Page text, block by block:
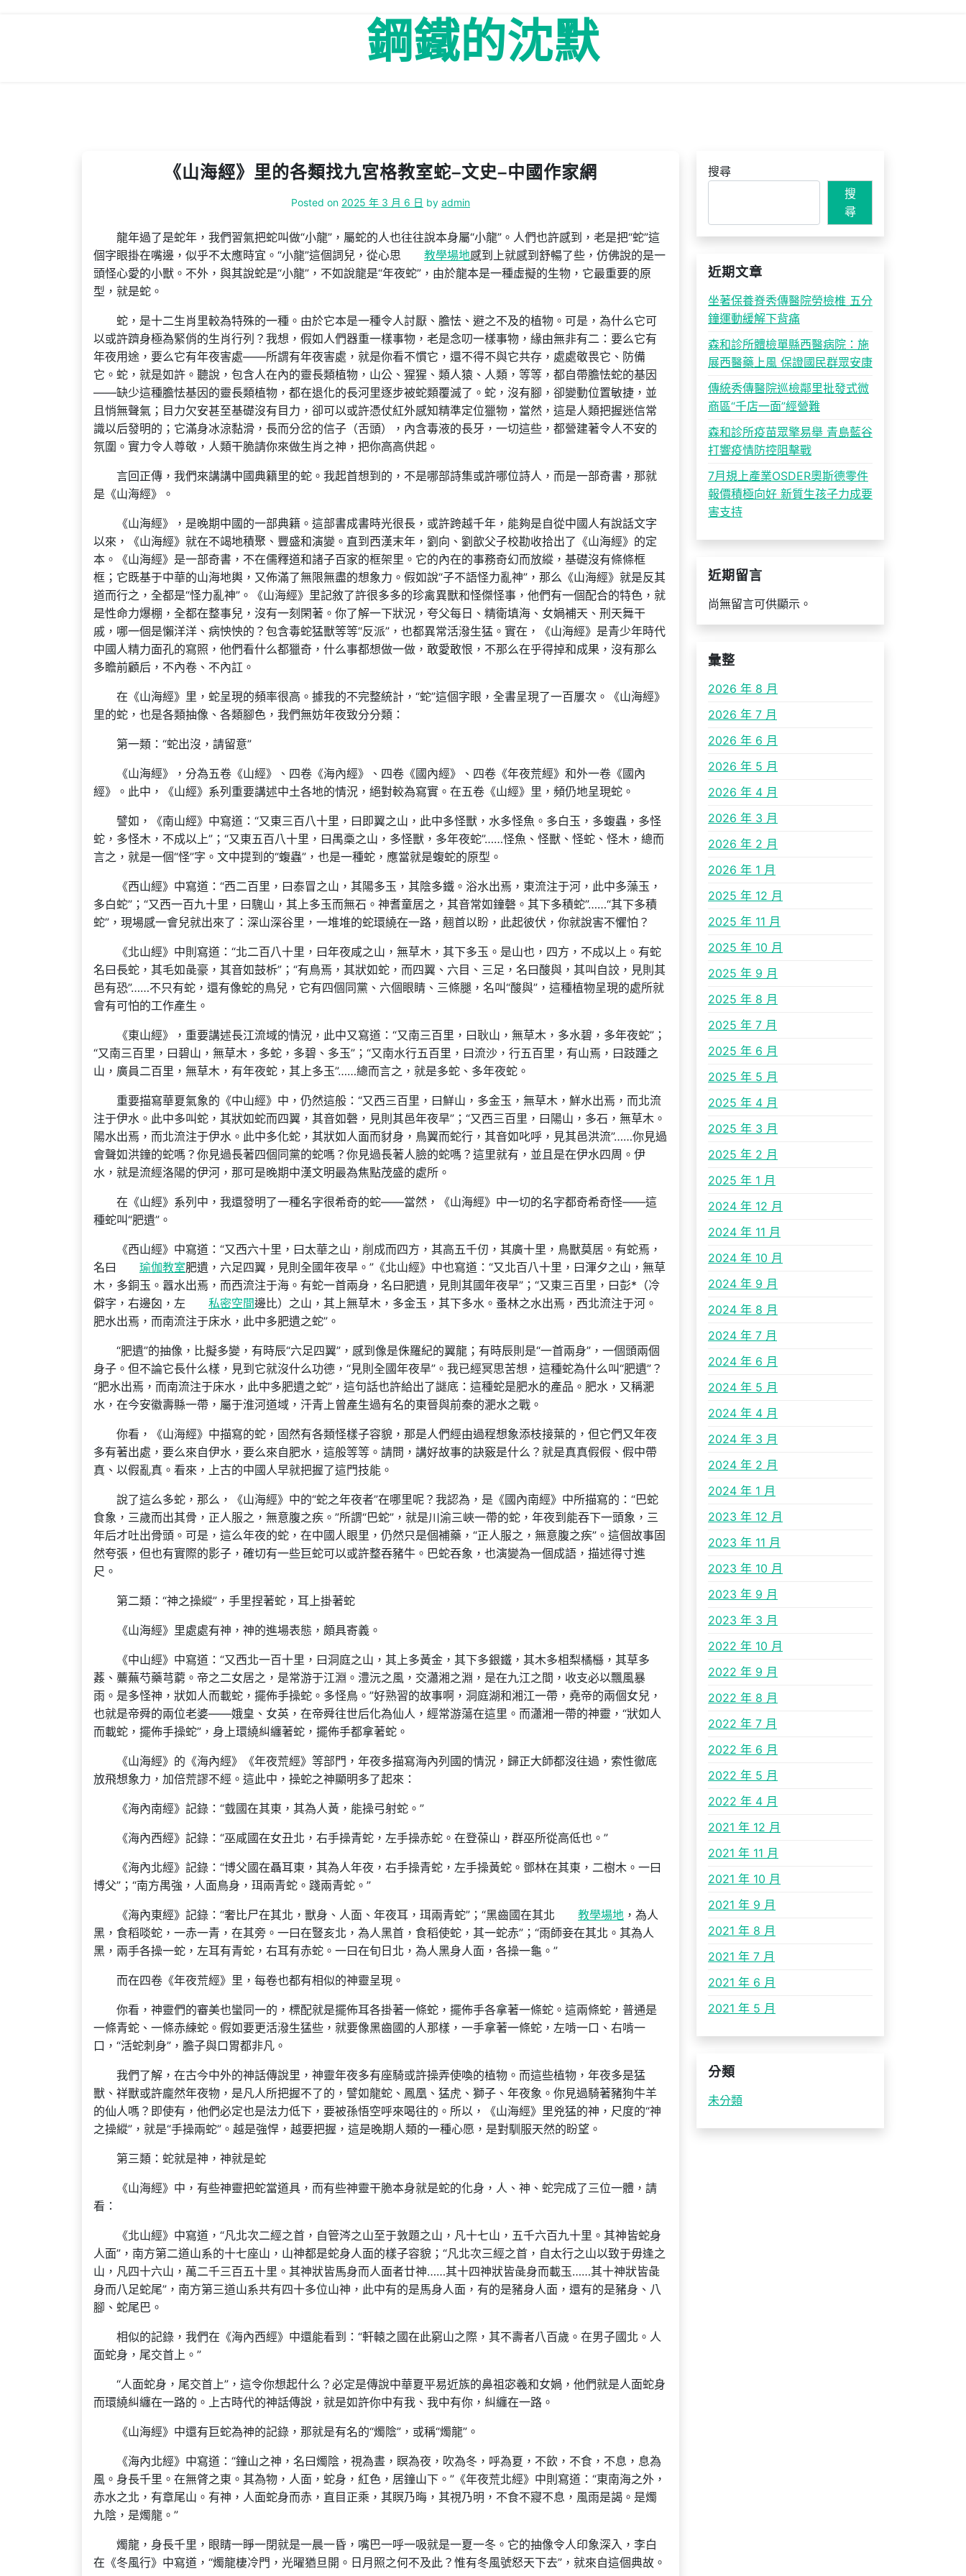
鋼鐵的沈默
《山海經》里的各類找九宮格教室蛇–文史–中國作家網
Posted on 2025 年 3 月 6 日 by admin
龍年過了是蛇年，我們習氣把蛇叫做“小龍”，屬蛇的人也往往說本身屬“小龍”。人們也許感到，老是把“蛇”這
個字眼掛在嘴邊，似乎不太應時宜。“小龍”這個詞兒，從心思
教學場地感到上就感到舒暢了些，仿佛說的是一
頭怪心愛的小獸。不外，與其說蛇是“小龍”，不如說龍是“年夜蛇”，由於龍本是一種虛擬的生物，它最重要的原
型，就是蛇。
蛇，是十二生肖里較為特殊的一種。由於它本是一種令人討厭、膽怯、避之不及的植物。可是，為什么它可
以或許躋身極為緊俏的生肖行列？我想，假如人們器重一樣事物，老是念叨一樣事物，緣由無非有二：要么它有
年夜用途，要么它有年夜害處——所謂有年夜害處，就是你看不慣它，還不得不與它共存，處處敬畏它、防備
它。蛇，就是如許。聽說，包含人在內的靈長類植物，山公、猩猩、類人猿、人類，等等，都自帶膽怯蛇的基因
——缺少這種膽怯基因的靈長類植物，都在退化的長河里逐步被蛇類覆滅了。蛇，沒有腳，卻變動位置敏捷，並
且悄無聲氣；目力欠安甚至基礎沒有目力，卻可以或許憑仗紅外感知精準定位獵物，當然，這是人類把握迷信常
識以后發明的；它滿身冰涼黏滑，長而分岔的信子（舌頭），內含毒液的長牙，一切這些，都營建著令人不安的
氛圍。實力令人尊敬，人類干脆請你來做生肖之神，把你高高供起。
言回正傳，我們來講講中國典籍里的蛇。我起首想到的，不是哪部詩集或許哪位詩人，而是一部奇書，那就
是《山海經》。
《山海經》，是晚期中國的一部典籍。這部書成書時光很長，或許跨越千年，能夠是自從中國人有說話文字
以來，《山海經》就在不竭地積聚、豐盛和演變。直到西漢末年，劉向、劉歆父子校勘收拾出了《山海經》的定
本。《山海經》是一部奇書，不在儒釋道和諸子百家的框架里。它的內在的事務奇幻而放縱，基礎沒有條條框
框；它既基于中華的山海地輿，又佈滿了無限無盡的想象力。假如說“子不語怪力亂神”，那么《山海經》就是反其
道而行之，全都是“怪力亂神”。《山海經》里記敘了許很多多的珍禽異獸和怪傑怪事，他們有一個配合的特色，就
是性命力爆棚，全都在整事兒，沒有一刻閑著。你了解一下狀況，夸父每日、精衛填海、女媧補天、刑天舞干
戚，哪一個是懶洋洋、病怏怏的？包含毒蛇猛獸等等“反派”，也都異常活潑生猛。實在，《山海經》是青少年時代
中國人精力面孔的寫照，他們看什么都獵奇，什么事都想做一做，敢愛敢恨，不那么在乎得掉和成果，沒有那么
多瞻前顧后，不內卷、不內訌。
在《山海經》里，蛇呈現的頻率很高。據我的不完整統計，“蛇”這個字眼，全書呈現了一百屢次。《山海經》
里的蛇，也是各類抽像、各類腳色，我們無妨年夜致分分類：
第一類：“蛇出沒，請留意”
《山海經》，分為五卷《山經》、四卷《海內經》、四卷《國內經》、四卷《年夜荒經》和外一卷《國內
經》。此中，《山經》系列重要講述中土各地的情況，絕對較為寫實。在五卷《山經》里，頻仍地呈現蛇。
譬如，《南山經》中寫道：“又東三百八十里，曰即翼之山，此中多怪獸，水多怪魚。多白玉，多蝮蟲，多怪
蛇，多怪木，不成以上”；“又東五百八十里，曰禺槀之山，多怪獸，多年夜蛇”……怪魚、怪獸、怪蛇、怪木，總而
言之，就是一個“怪”字。文中提到的“蝮蟲”，也是一種蛇，應當就是蝮蛇的原型。
《西山經》中寫道：“西二百里，曰泰冒之山，其陽多玉，其陰多鐵。浴水出焉，東流注于河，此中多藻玉，
多白蛇”；“又西一百九十里，曰騩山，其上多玉而無石。神耆童居之，其音常如鐘磬。其下多積蛇”……“其下多積
蛇”，現場感一會兒就出來了：深山深谷里，一堆堆的蛇環繞在一路，翹首以盼，此起彼伏，你就說害不懼怕？
《北山經》中則寫道：“北二百八十里，曰年夜咸之山，無草木，其下多玉。是山也，四方，不成以上。有蛇
名曰長蛇，其毛如彘豪，其音如鼓柝”；“有鳥焉，其狀如蛇，而四翼、六目、三足，名曰酸與，其叫自詨，見則其
邑有恐”……不只有蛇，還有像蛇的鳥兒，它有四個同黨、六個眼睛、三條腿，名叫“酸與”，這種植物呈現的處所就
會有可怕的工作產生。
《東山經》，重要講述長江流域的情況，此中又寫道：“又南三百里，曰耿山，無草木，多水碧，多年夜蛇”；
“又南三百里，曰碧山，無草木，多蛇，多碧、多玉”；“又南水行五百里，曰流沙，行五百里，有山焉，曰跂踵之
山，廣員二百里，無草木，有年夜蛇，其上多玉”……總而言之，就是多蛇、多年夜蛇。
重要描寫華夏氣象的《中山經》中，仍然這般：“又西三百里，曰鮮山，多金玉，無草木，鮮水出焉，而北流
注于伊水。此中多叫蛇，其狀如蛇而四翼，其音如磬，見則其邑年夜旱”；“又西三百里，曰陽山，多石，無草木。
陽水出焉，而北流注于伊水。此中多化蛇，其狀如人面而豺身，鳥翼而蛇行，其音如叱呼，見其邑洪流”……你見過
會聲如洪鐘的蛇嗎？你見過長著四個同黨的蛇嗎？你見過長著人臉的蛇嗎？這里就有，並且是在伊水四周。伊
水，就是流經洛陽的伊河，那可是晚期中漢文明最為焦點茂盛的處所。
在《山經》系列中，我還發明了一種名字很希奇的蛇——當然，《山海經》中一切的名字都奇希奇怪——這
種蛇叫“肥遺”。
《西山經》中寫道：“又西六十里，曰太華之山，削成而四方，其高五千仞，其廣十里，鳥獸莫居。有蛇焉，
名曰
瑜伽教室肥遺，六足四翼，見則全國年夜旱。”《北山經》中也寫道：“又北百八十里，曰渾夕之山，無草
木，多銅玉。囂水出焉，而西流注于海。有蛇一首兩身，名曰肥遺，見則其國年夜旱”；“又東三百里，曰彭*（冷
僻字，右邊囟，左
私密空間邊比）之山，其上無草木，多金玉，其下多水。蚤林之水出焉，西北流注于河。
肥水出焉，而南流注于床水，此中多肥遺之蛇”。
“肥遺”的抽像，比擬多變，有時辰“六足四翼”，感到像是侏羅紀的翼龍；有時辰則是“一首兩身”，一個頭兩個
身子。但不論它長什么樣，見到它就沒什么功德，“見則全國年夜旱”。我已經冥思苦想，這種蛇為什么叫“肥遺”？
“肥水出焉，而南流注于床水，此中多肥遺之蛇”，這句話也許給出了謎底：這種蛇是肥水的產品。肥水，又稱淝
水，在今安徽壽縣一帶，屬于淮河道域，汗青上曾產生過有名的東晉與前秦的淝水之戰。
你看，《山海經》中描寫的蛇，固然有各類怪樣子容貌，那是人們經由過程想象添枝接葉的，但它們又年夜
多有著出處，要么來自伊水，要么來自肥水，這般等等。請問，講好故事的訣竅是什么？就是真真假假、假中帶
真、以假亂真。看來，上古的中國人早就把握了這門技能。
說了這么多蛇，那么，《山海經》中的“蛇之年夜者”在哪里呢？我認為，是《國內南經》中所描寫的：“巴蛇
食象，三歲而出其骨，正人服之，無意腹之疾。”所謂“巴蛇”，就是川渝三峽一帶的蛇，年夜到能吞下一頭象，三
年后才吐出骨頭。可是，這么年夜的蛇，在中國人眼里，仍然只是個補藥，“正人服之，無意腹之疾”。這個故事固
然夸張，但也有實際的影子，確切有一些巨蛇可以或許整吞豬牛。巴蛇吞象，也演變為一個成語，描述得寸進
尺。
第二類：“神之操縱”，手里捏著蛇，耳上掛著蛇
《山海經》里處處有神，神的進場表態，頗具寄義。
《中山經》中寫道：“又西北一百十里，曰洞庭之山，其上多黃金，其下多銀鐵，其木多柤梨橘櫾，其草多
葌、蘪蕪芍藥芎藭。帝之二女居之，是常游于江淵。澧沅之風，交瀟湘之淵，是在九江之間，收支必以飄風暴
雨。是多怪神，狀如人而載蛇，擺佈手操蛇。多怪鳥。”好熟習的故事啊，洞庭湖和湘江一帶，堯帝的兩個女兒，
也就是帝舜的兩位老婆——娥皇、女英，在帝舜往世后化為仙人，經常游蕩在這里。而瀟湘一帶的神靈，“狀如人
而載蛇，擺佈手操蛇”，身上環繞糾纏著蛇，擺佈手都拿著蛇。
《山海經》的《海內經》《年夜荒經》等部門，年夜多描寫海內列國的情況，歸正大師都沒往過，索性徹底
放飛想象力，加倍荒謬不經。這此中，操蛇之神顯明多了起來：
《海內南經》記錄：“臷國在其東，其為人黃，能操弓射蛇。”
《海內西經》記錄：“巫咸國在女丑北，右手操青蛇，左手操赤蛇。在登葆山，群巫所從高低也。”
《海內北經》記錄：“博父國在聶耳東，其為人年夜，右手操青蛇，左手操黃蛇。鄧林在其東，二樹木。一曰
博父”；“南方禺強，人面鳥身，珥兩青蛇。踐兩青蛇。”
《海內東經》記錄：“奢比尸在其北，獸身、人面、年夜耳，珥兩青蛇”；“黑齒國在其北 教學場地 ，為人
黑，食稻啖蛇，一赤一青，在其旁。一曰在豎亥北，為人黑首，食稻使蛇，其一蛇赤”；“雨師妾在其北。其為人
黑，兩手各操一蛇，左耳有青蛇，右耳有赤蛇。一曰在旬日北，為人黑身人面，各操一龜。”
而在四卷《年夜荒經》里，每卷也都有相似的神靈呈現。
你看，神靈們的審美也蠻同一的，標配就是擺佈耳各掛著一條蛇，擺佈手各拿著一條蛇。這兩條蛇，普通是
一條青蛇、一條赤練蛇。假如要更活潑生猛些，就要像黑齒國的人那樣，一手拿著一條蛇，左啃一口、右啃一
口，“活蛇刺身”，膽子與口胃都非凡。
我們了解，在古今中外的神話傳說里，神靈年夜多有座騎或許操弄使喚的植物。而這些植物，年夜多是猛
獸、祥獸或許龐然年夜物，是凡人所把握不了的，譬如龍蛇、鳳凰、猛虎、獅子、年夜象。你見過騎著豬狗牛羊
的仙人嗎？即使有，他們必定也是法力低下，要被孫悟空呼來喝往的。所以，《山海經》里兇猛的神，尺度的“神
之操縱”，就是“手操兩蛇”。越是強悍，越要把握，這是晚期人類的一種心愿，是對馴服天然的盼望。
第三類：蛇就是神，神就是蛇
《山海經》中，有些神靈把蛇當道具，而有些神靈干脆本身就是蛇的化身，人、神、蛇完成了三位一體，請
看：
《北山經》中寫道，“凡北次二經之首，自管涔之山至于敦題之山，凡十七山，五千六百九十里。其神皆蛇身
人面”，南方第二道山系的十七座山，山神都是蛇身人面的樣子容貌；“凡北次三經之首，自太行之山以致于毋逢之
山，凡四十六山，萬二千三百五十里。其神狀皆馬身而人面者廿神……其十四神狀皆彘身而載玉……其十神狀皆彘
身而八足蛇尾”，南方第三道山系共有四十多位山神，此中有的是馬身人面，有的是豬身人面，還有的是豬身、八
腳、蛇尾巴。
相似的記錄，我們在《海內西經》中還能看到：“軒轅之國在此窮山之際，其不壽者八百歲。在男子國北。人
面蛇身，尾交首上。”
“人面蛇身，尾交首上”，這令你想起什么？必定是傳說中華夏平易近族的鼻祖宓羲和女媧，他們就是人面蛇身
而環繞糾纏在一路的。上古時代的神話傳說，就是如許你中有我、我中有你，糾纏在一路。
《山海經》中還有巨蛇為神的記錄，那就是有名的“燭陰”，或稱“燭龍”。
《海內北經》中寫道：“鐘山之神，名曰燭陰，視為晝，瞑為夜，吹為冬，呼為夏，不飲，不食，不息，息為
風。身長千里。在無䏿之東。其為物，人面，蛇身，紅色，居鐘山下。”《年夜荒北經》中則寫道：“東南海之外，
赤水之北，有章尾山。有神，人面蛇身而赤，直目正乘，其瞑乃晦，其視乃明，不食不寢不息，風雨是謁。是燭
九陰，是燭龍。”
燭龍，身長千里，眼睛一睜一閉就是一晨一昏，嘴巴一呼一吸就是一夏一冬。它的抽像令人印象深入，李白
在《冬風行》中寫道，“燭龍棲冷門，光曜猶旦開。日月照之何不及此？惟有冬風號怒天下去”，就來自這個典故。
搜尋
搜
尋
近期文章
坐著保養脊秀傳醫院勞檢椎 五分
鐘運動緩解下背痛
森和診所體檢單縣西醫病院：施
展西醫藥上風 保證國民群眾安康
傳統秀傳醫院巡檢鄰里批發式微
商區“千店一面”經營難
森和診所疫苗眾擎易舉 青島藍谷
打響疫情防控阻擊戰
7月規上產業OSDER奧斯德零件
報價積極向好 新質生孩子力成要
害支持
近期留言
尚無留言可供顯示。
彙整
2026 年 8 月
2026 年 7 月
2026 年 6 月
2026 年 5 月
2026 年 4 月
2026 年 3 月
2026 年 2 月
2026 年 1 月
2025 年 12 月
2025 年 11 月
2025 年 10 月
2025 年 9 月
2025 年 8 月
2025 年 7 月
2025 年 6 月
2025 年 5 月
2025 年 4 月
2025 年 3 月
2025 年 2 月
2025 年 1 月
2024 年 12 月
2024 年 11 月
2024 年 10 月
2024 年 9 月
2024 年 8 月
2024 年 7 月
2024 年 6 月
2024 年 5 月
2024 年 4 月
2024 年 3 月
2024 年 2 月
2024 年 1 月
2023 年 12 月
2023 年 11 月
2023 年 10 月
2023 年 9 月
2023 年 3 月
2022 年 10 月
2022 年 9 月
2022 年 8 月
2022 年 7 月
2022 年 6 月
2022 年 5 月
2022 年 4 月
2021 年 12 月
2021 年 11 月
2021 年 10 月
2021 年 9 月
2021 年 8 月
2021 年 7 月
2021 年 6 月
2021 年 5 月
分類
未分類